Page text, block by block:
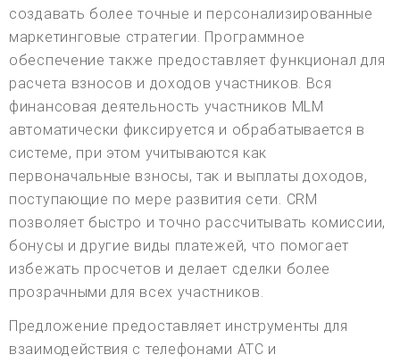
создавать более точные и персонализированные
маркетинговые стратегии. Программное
обеспечение также предоставляет функционал для
расчета взносов и доходов участников. Вся
финансовая деятельность участников MLM
автоматически фиксируется и обрабатывается в
системе, при этом учитываются как
первоначальные взносы, так и выплаты доходов,
поступающие по мере развития сети. CRM
позволяет быстро и точно рассчитывать комиссии,
бонусы и другие виды платежей, что помогает
избежать просчетов и делает сделки более
прозрачными для всех участников.
Предложение предоставляет инструменты для
взаимодействия с телефонами АТС и